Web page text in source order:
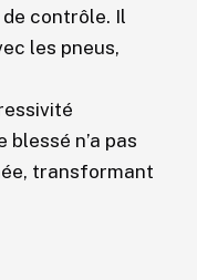
de contrôle. Il
les pneus,
blessé n’a pas
transformant